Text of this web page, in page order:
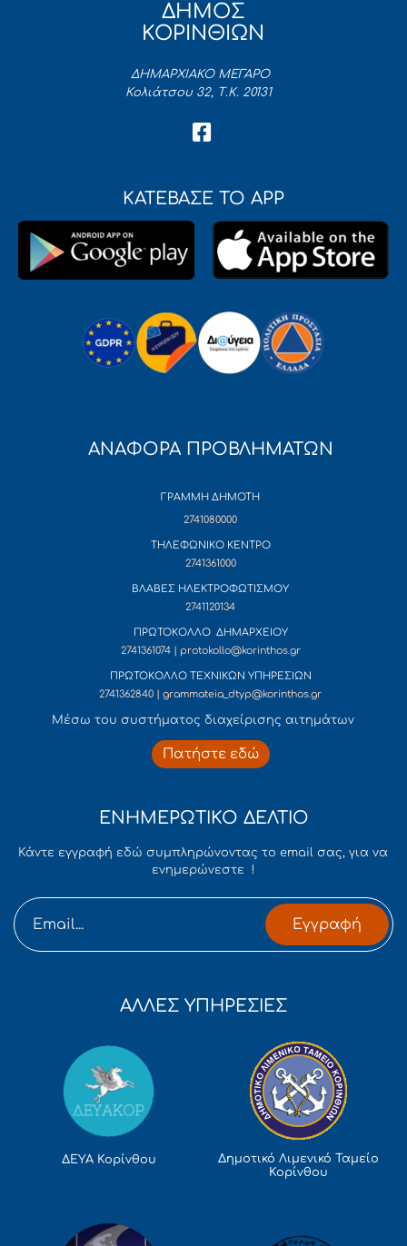
ΔΗΜΟΣ
ΚΟΡΙΝΘΙΩΝ
ΔΗΜΑΡΧΙΑΚΟ ΜΕΓΑΡΟ
Κολιάτσου 32, Τ.Κ. 20131
ΚΑΤΕΒΑΣΕ ΤΟ APP
ΑΝΑΦΟΡΑ ΠΡΟΒΛΗΜΑΤΩΝ
ΓΡΑΜΜΗ ΔΗΜΟΤΗ
2741080000
ΤΗΛΕΦΩΝΙΚΟ ΚΕΝΤΡΟ
2741361000
ΒΛΑΒΕΣ ΗΛΕΚΤΡΟΦΩΤΙΣΜΟΥ
2741120134
ΠΡΩΤΟΚΟΛΛΟ ΔΗΜΑΡΧΕΙΟΥ
2741361074 | protokollo@korinthos.gr
ΠΡΩΤΟΚΟΛΛΟ ΤΕΧΝΙΚΩΝ ΥΠΗΡΕΣΙΩΝ
2741362840 | grammateia_dtyp@korinthos.gr
Mέσω του συστήματος διαχείρισης αιτημάτων
Πατήστε εδώ
ΕΝΗΜΕΡΩΤΙΚΟ ΔΕΛΤΙΟ
Κάντε εγγραφή εδώ συμπληρώνοντας το email σας, για να
ενημερώνεστε !
Εγγραφή
ΑΛΛΕΣ ΥΠΗΡΕΣΙΕΣ
ΔΕΥΑ Κορίνθου
Δημοτικό Λιμενικό Ταμείο
Κορίνθου